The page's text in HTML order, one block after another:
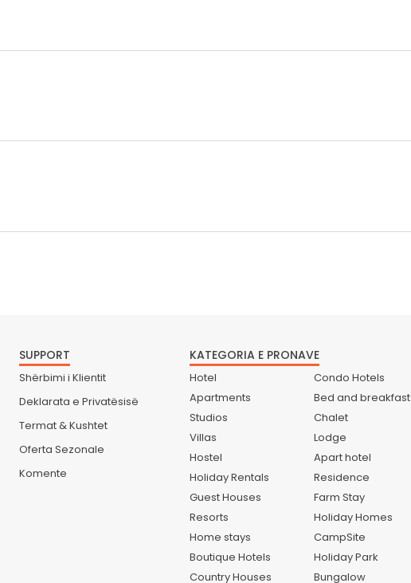
SUPPORT
Shërbimi i Klientit
Deklarata e Privatësisë
Termat & Kushtet
Oferta Sezonale
Komente
KATEGORIA E PRONAVE
Hotel
Apartments
Studios
Villas
Hostel
Holiday Rentals
Guest Houses
Resorts
Home stays
Boutique Hotels
Country Houses
Condo Hotels
Bed and breakfast
Chalet
Lodge
Apart hotel
Residence
Farm Stay
Holiday Homes
CampSite
Holiday Park
Bungalow